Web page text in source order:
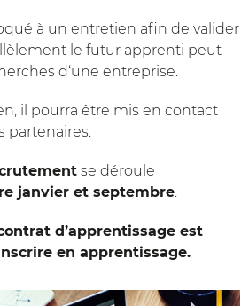
à un entretien afin de valider
le futur apprenti peut
d‘une entreprise.
il pourra être mis en contact
partenaires.
se déroule
janvier et septembre.
d’apprentissage est
en apprentissage.